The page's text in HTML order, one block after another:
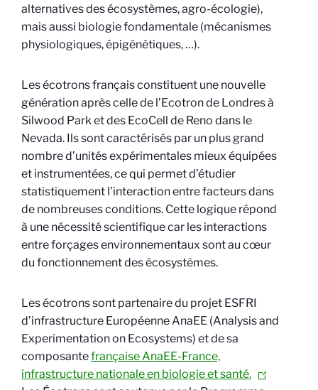
alternatives des écosystèmes, agro-écologie),
mais aussi biologie fondamentale (mécanismes
physiologiques, épigénétiques, …).
Les écotrons français constituent une nouvelle
génération après celle de l’Ecotron de Londres à
Silwood Park et des EcoCell de Reno dans le
Nevada. Ils sont caractérisés par un plus grand
nombre d’unités expérimentales mieux équipées
et instrumentées, ce qui permet d’étudier
statistiquement l’interaction entre facteurs dans
de nombreuses conditions. Cette logique répond
à une nécessité scientifique car les interactions
entre forçages environnementaux sont au cœur
du fonctionnement des écosystèmes.
Les écotrons sont partenaire du projet ESFRI
d’infrastructure Européenne AnaEE (Analysis and
Experimentation on Ecosystems) et de sa
composantefrançaise AnaEE-France,
infrastructure nationale en biologie et santé.